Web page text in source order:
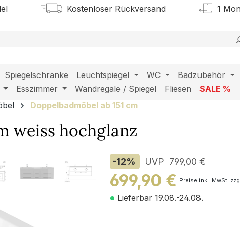
Kostenloser Rückversand 1
Spiegelschränke Leuchtspiegel WC Badzubehör
Esszimmer Wandregale / Spiegel Fliesen
SALE %
Doppelbadmöbel ab 151 cm
weiss hochglanz
-12% UVP 799,00 €
699,90 € Preise inkl. MwSt.
Lieferbar 19.08.-24.08.